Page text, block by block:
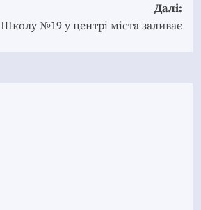
Далі:
Школу №19 у центрі міста заливає